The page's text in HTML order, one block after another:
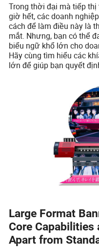
Trong thời đại mà tiếp
giờ hết, các doanh
cách để làm điều này là
mắt. Nhưng, bạn có thể
biểu ngữ khổ lớn cho
Hãy cùng tìm hiểu các
lớn để giúp bạn quyết
Large Format
Core Capabilities
Apart from